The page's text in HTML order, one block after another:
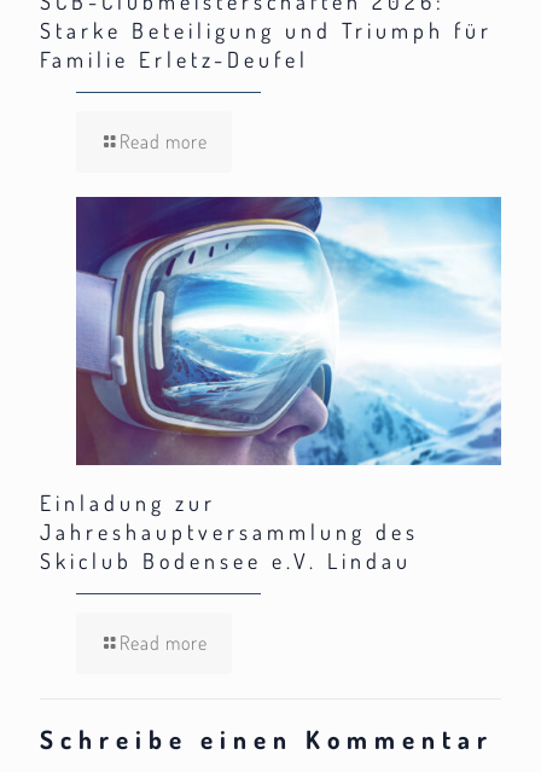
Starke Beteiligung und Triumph für
Familie Erletz-Deufel
Read more
Einladung zur
Jahreshauptversammlung des
Skiclub Bodensee e.V. Lindau
Read more
Schreibe einen Kommentar